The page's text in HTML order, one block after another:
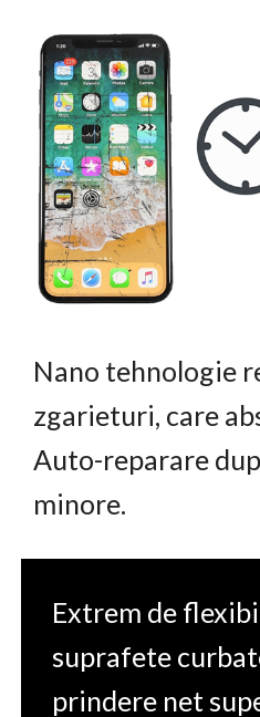
Nano tehnologie
zgarieturi, care
Auto-reparare
minore.
Extrem de
suprafete
prindere net